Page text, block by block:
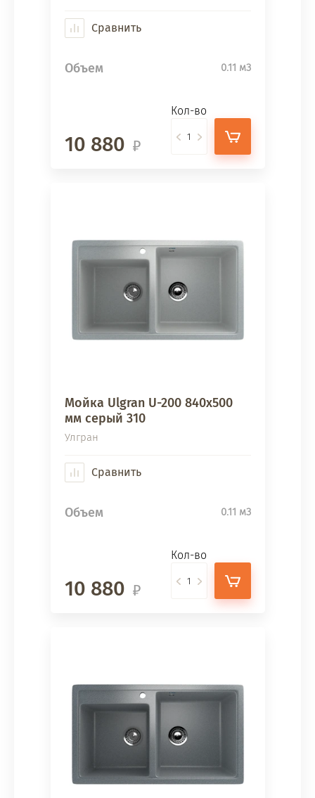
Сравнить
Объем 0.11 м3
10 880
Кол-во
Мойка Ulgran U-200 840х500
мм серый 310
Улгран
Сравнить
Объем 0.11 м3
10 880
Кол-во